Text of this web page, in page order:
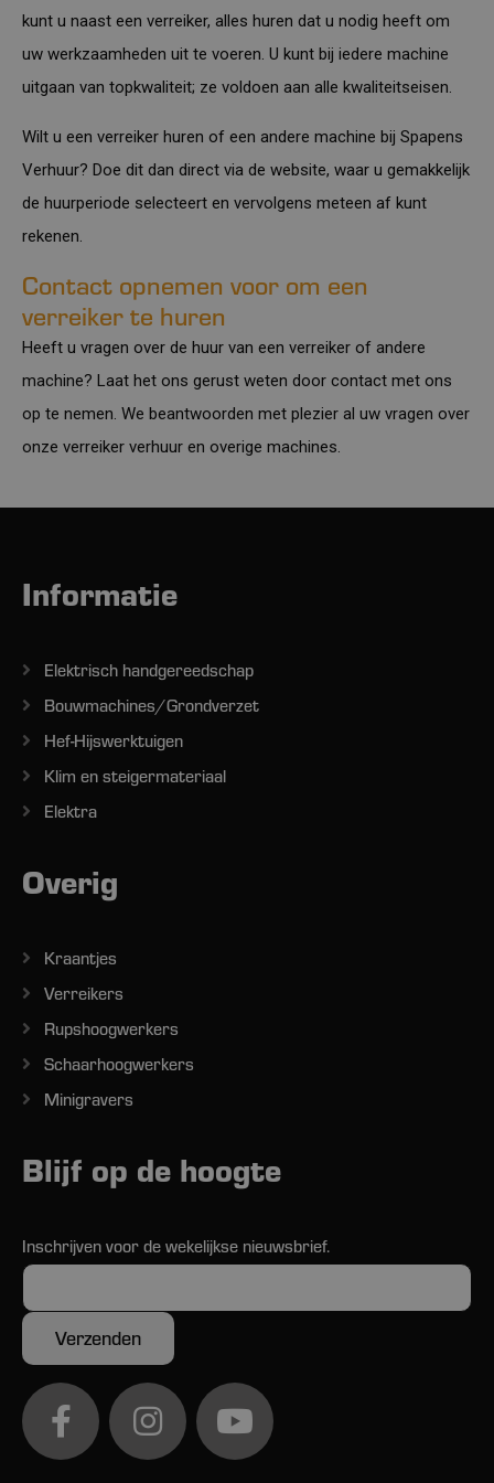
kunt u naast een verreiker, alles huren dat u nodig heeft om
uw werkzaamheden uit te voeren. U kunt bij iedere machine
uitgaan van topkwaliteit; ze voldoen aan alle kwaliteitseisen.
Wilt u een verreiker huren of een andere machine bij Spapens
Verhuur? Doe dit dan direct via de website, waar u gemakkelijk
de huurperiode selecteert en vervolgens meteen af kunt
rekenen.
Contact opnemen voor om een
verreiker te huren
Heeft u vragen over de huur van een verreiker of andere
machine? Laat het ons gerust weten door contact met ons
op te nemen. We beantwoorden met plezier al uw vragen over
onze verreiker verhuur en overige machines.
Informatie
Elektrisch handgereedschap
Bouwmachines/Grondverzet
Hef-Hijswerktuigen
Klim en steigermateriaal
Elektra
Overig
Kraantjes
Verreikers
Rupshoogwerkers
Schaarhoogwerkers
Minigravers
Blijf op de hoogte
Inschrijven voor de wekelijkse nieuwsbrief.